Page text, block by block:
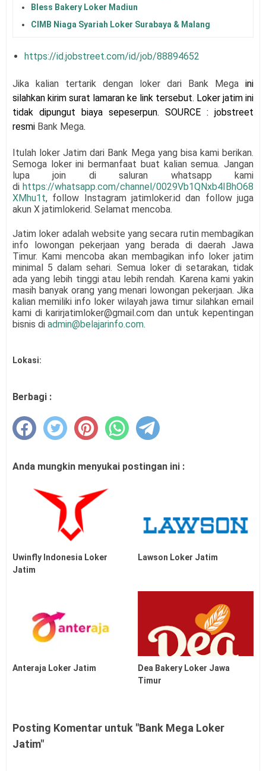
Bless Bakery Loker Madiun
CIMB Niaga Syariah Loker Surabaya & Malang
https://id.jobstreet.com/id/job/88894652
Jika kalian tertarik dengan loker dari Bank Mega ini
silahkan kirim surat lamaran ke link tersebut. Loker jatim ini
tidak dipungut biaya sepeserpun. SOURCE : jobstreet
resmi Bank Mega.
Itulah loker Jatim dari Bank Mega yang bisa kami berikan.
Semoga loker ini bermanfaat buat kalian semua. Jangan
lupa join di saluran whatsapp kami
di https://whatsapp.com/channel/0029Vb1QNxb4IBhO68
XMhu1t, follow Instagram jatimloker.id dan follow juga
akun X jatimlokerid. Selamat mencoba.
Jatim loker adalah website yang secara rutin membagikan
info lowongan pekerjaan yang berada di daerah Jawa
Timur. Kami mencoba akan membagikan info loker jatim
minimal 5 dalam sehari. Semua loker di setarakan, tidak
ada yang lebih tinggi atau lebih rendah. Karena kami yakin
masih banyak orang yang menari lowongan pekerjaan. Jika
kalian memiliki info loker wilayah jawa timur silahkan email
kami di karirjatimloker@gmail.com dan untuk kepentingan
bisnis di admin@belajarinfo.com.
Lokasi:
Berbagi :
Anda mungkin menyukai postingan ini :
Uwinfly Indonesia Loker
Jatim
Lawson Loker Jatim
Anteraja Loker Jatim
Dea Bakery Loker Jawa
Timur
Posting Komentar untuk "Bank Mega Loker
Jatim"